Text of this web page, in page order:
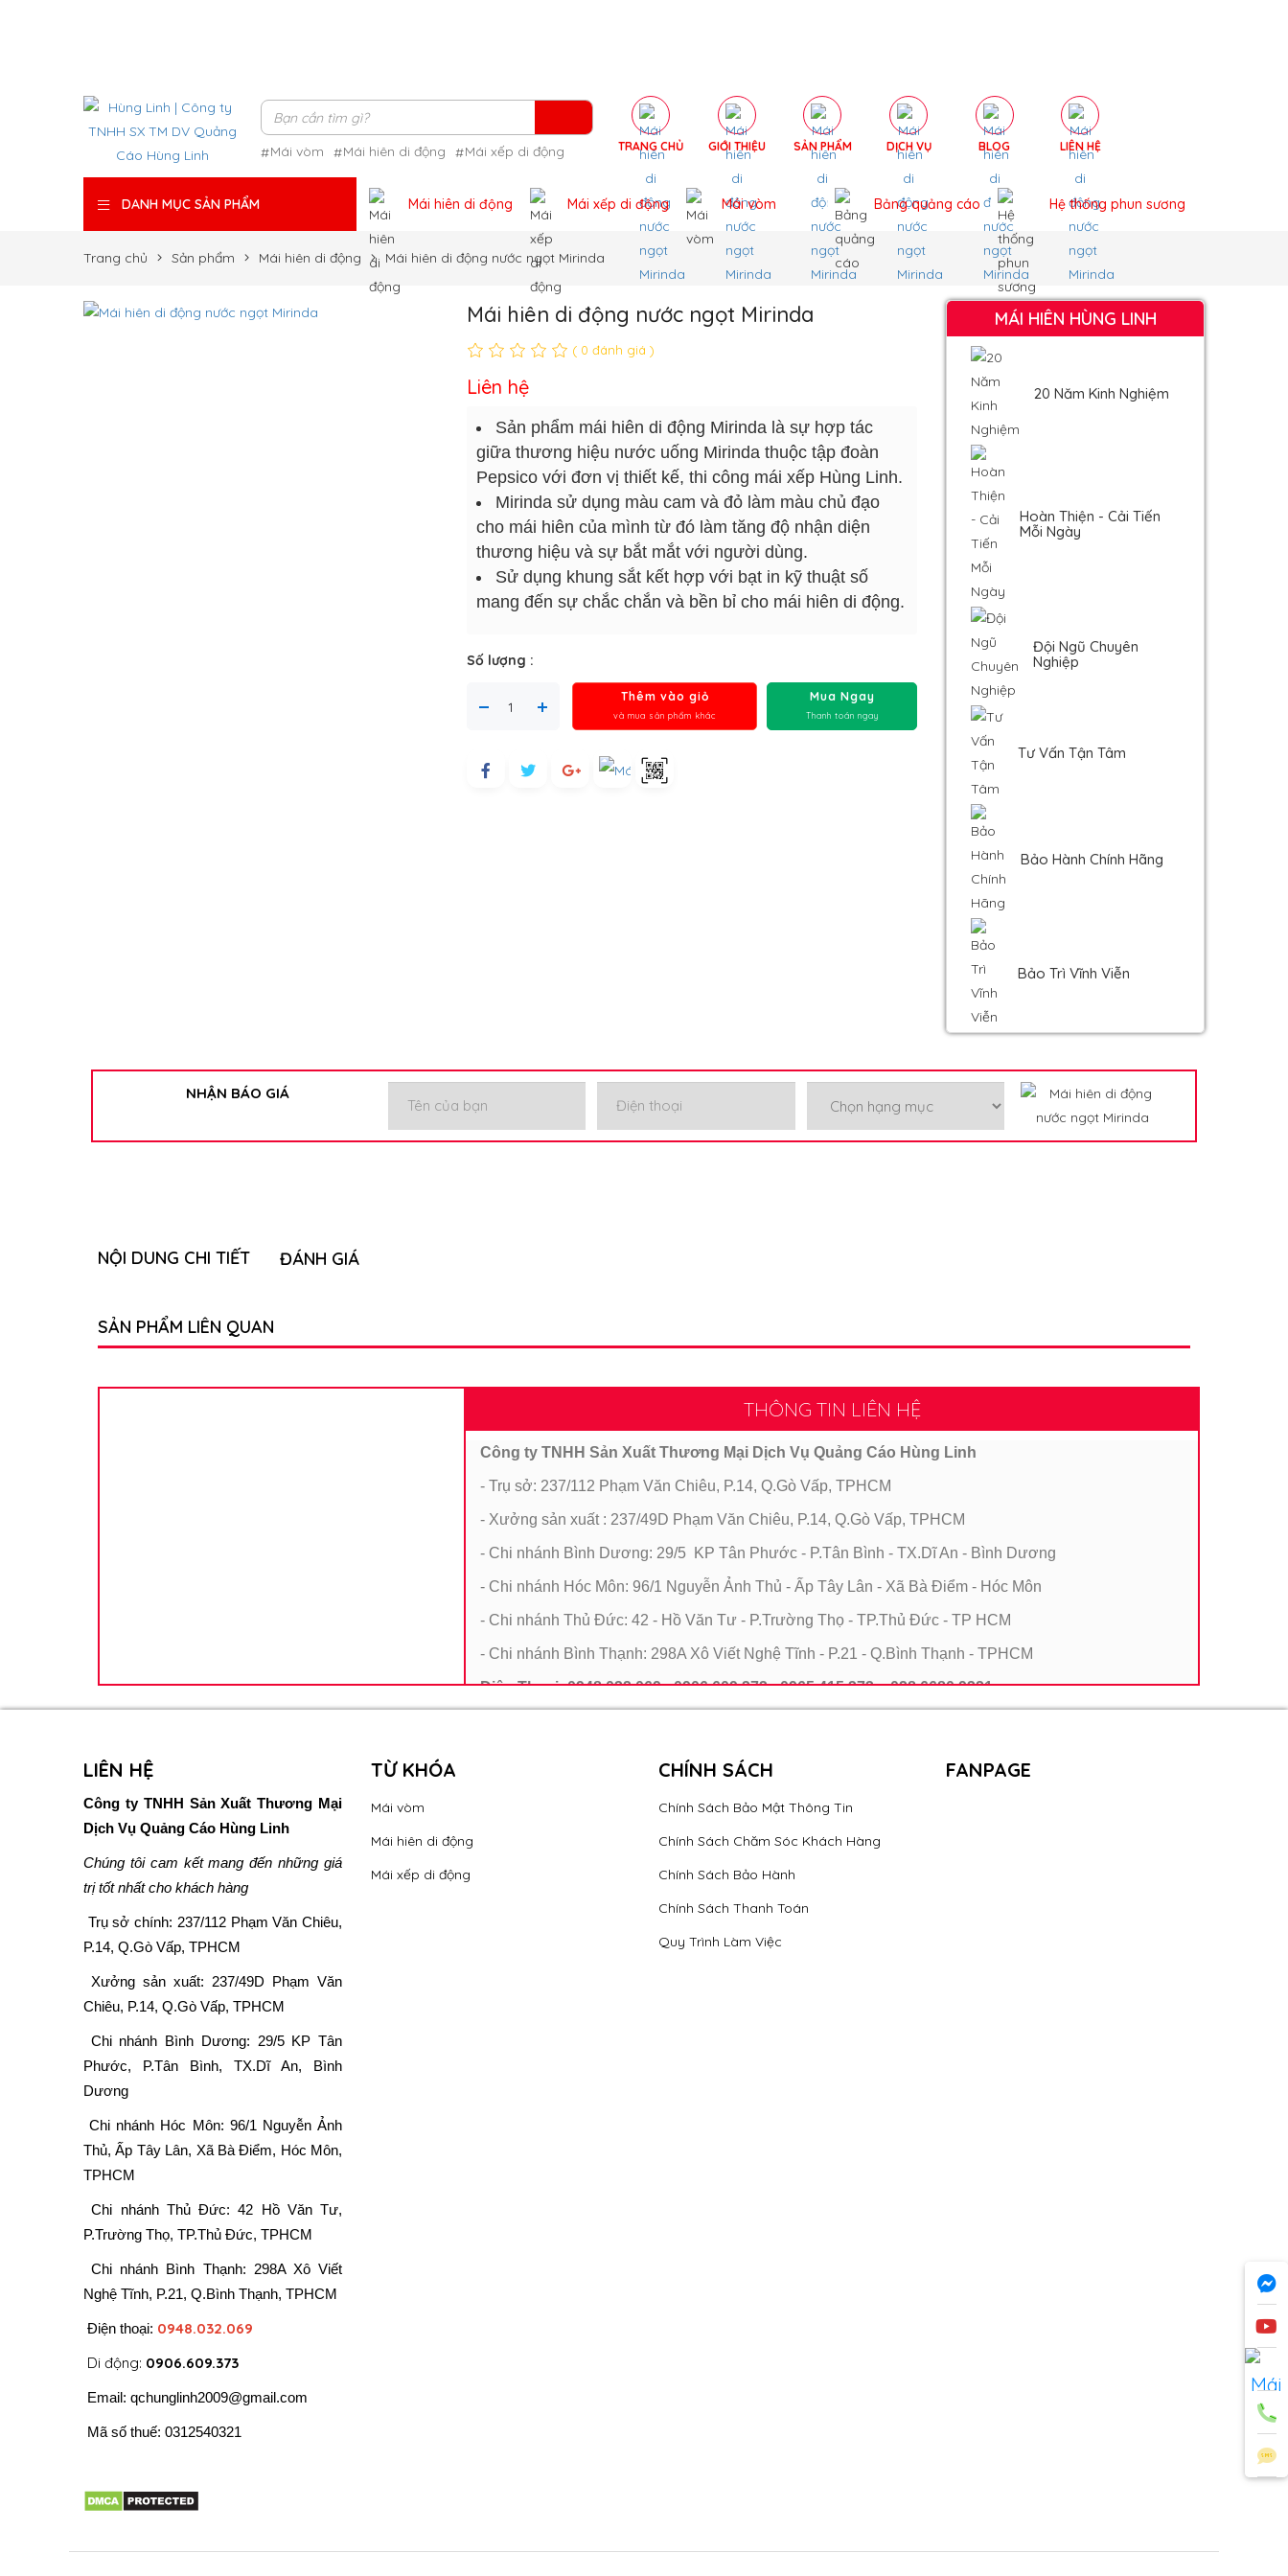
Mái vòm Mái hiên di động Mái xếp di động TRANG CHỦ GIỚI THIỆU SẢN PHẨM DỊCH VỤ BLOG LIÊN HỆ
DANH MỤC SẢN PHẨM Mái hiên di động Mái xếp di động Mái vòm Bảng quảng cáo Hệ thống phun sương
Trang chủ Sản phẩm Mái hiên di động Mái hiên di động nước ngọt Mirinda
Mái hiên di động nước ngọt Mirinda
( 0 đánh giá )
Liên hệ
Sản phẩm mái hiên di động Mirinda là sự hợp tác
giữa thương hiệu nước uống Mirinda thuộc tập đoàn
Pepsico với đơn vị thiết kế, thi công mái xếp Hùng Linh.
Mirinda sử dụng màu cam và đỏ làm màu chủ đạo
cho mái hiên của mình từ đó làm tăng độ nhận diện
thương hiệu và sự bắt mắt với người dùng.
Sử dụng khung sắt kết hợp với bạt in kỹ thuật số
mang đến sự chắc chắn và bền bỉ cho mái hiên di động.
Số lượng :
Thêm vào giỏ
và mua sản phẩm khác
Mua Ngay
Thanh toán ngay
MÁI HIÊN HÙNG LINH
20 Năm Kinh Nghiệm
Hoàn Thiện - Cải Tiến
Mỗi Ngày
Đội Ngũ Chuyên
Nghiệp
Tư Vấn Tận Tâm
Bảo Hành Chính Hãng
Bảo Trì Vĩnh Viễn
NHẬN BÁO GIÁ
NỘI DUNG CHI TIẾT ĐÁNH GIÁ
SẢN PHẨM LIÊN QUAN
THÔNG TIN LIÊN HỆ
Công ty TNHH Sản Xuất Thương Mại Dịch Vụ Quảng Cáo Hùng Linh
- Trụ sở: 237/112 Phạm Văn Chiêu, P.14, Q.Gò Vấp, TPHCM
- Xưởng sản xuất : 237/49D Phạm Văn Chiêu, P.14, Q.Gò Vấp, TPHCM
- Chi nhánh Bình Dương: 29/5 KP Tân Phước - P.Tân Bình - TX.Dĩ An - Bình Dương
- Chi nhánh Hóc Môn: 96/1 Nguyễn Ảnh Thủ - Ấp Tây Lân - Xã Bà Điểm - Hóc Môn
- Chi nhánh Thủ Đức: 42 - Hồ Văn Tư - P.Trường Thọ - TP.Thủ Đức - TP HCM
- Chi nhánh Bình Thạnh: 298A Xô Viết Nghệ Tĩnh - P.21 - Q.Bình Thạnh - TPHCM
Điện Thoại: 0948 032 069 - 0906 609 373 - 0965 415 373 - 028 6680 9321
LIÊN HỆ
Công ty TNHH Sản Xuất Thương Mại
Dịch Vụ Quảng Cáo Hùng Linh
Chúng tôi cam kết mang đến những giá
trị tốt nhất cho khách hàng
Trụ sở chính: 237/112 Phạm Văn Chiêu,
P.14, Q.Gò Vấp, TPHCM
Xưởng sản xuất: 237/49D Phạm Văn
Chiêu, P.14, Q.Gò Vấp, TPHCM
Chi nhánh Bình Dương: 29/5 KP Tân
Phước, P.Tân Bình, TX.Dĩ An, Bình
Dương
Chi nhánh Hóc Môn: 96/1 Nguyễn Ảnh
Thủ, Ấp Tây Lân, Xã Bà Điểm, Hóc Môn,
TPHCM
Chi nhánh Thủ Đức: 42 Hồ Văn Tư,
P.Trường Thọ, TP.Thủ Đức, TPHCM
Chi nhánh Bình Thạnh: 298A Xô Viết
Nghệ Tĩnh, P.21, Q.Bình Thạnh, TPHCM
Điện thoại: 0948.032.069
Di động: 0906.609.373
Email: qchunglinh2009@gmail.com
Mã số thuế: 0312540321
TỪ KHÓA
Mái vòm
Mái hiên di động
Mái xếp di động
CHÍNH SÁCH
Chính Sách Bảo Mật Thông Tin
Chính Sách Chăm Sóc Khách Hàng
Chính Sách Bảo Hành
Chính Sách Thanh Toán
Quy Trình Làm Việc
FANPAGE